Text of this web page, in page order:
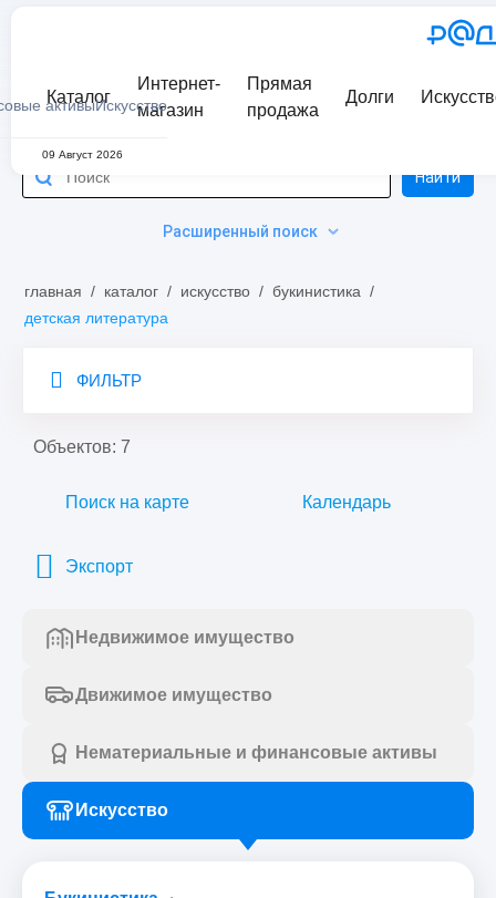
активыИскусство
Каталог
Интернет-
магазин
Прямая
продажа
Долги
09 Август 2026
Расширенный поиск
Найти
главная / каталог / искусство / букинистика /
детская литература
ФИЛЬТР
Объектов: 7
Поиск на карте Календарь
Экспорт
Недвижимое имущество
Движимое имущество
Нематериальные и финансовые активы
Искусство